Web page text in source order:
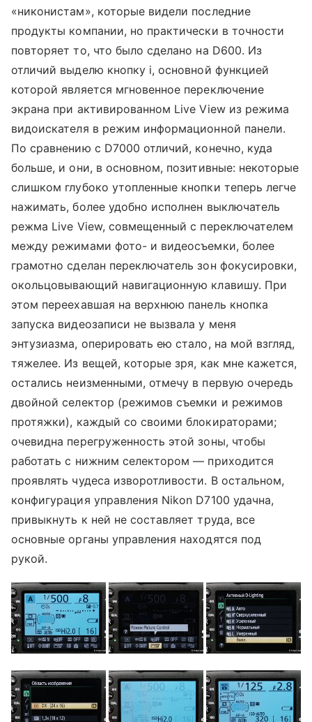
«никонистам», которые видели последние
продукты компании, но практически в точности
повторяет то, что было сделано на D600. Из
отличий выделю кнопку i, основной функцией
которой является мгновенное переключение
экрана при активированном Live View из режима
видоискателя в режим информационной панели.
По сравнению с D7000 отличий, конечно, куда
больше, и они, в основном, позитивные: некоторые
слишком глубоко утопленные кнопки теперь легче
нажимать, более удобно исполнен выключатель
режма Live View, совмещенный с переключателем
между режимами фото- и видеосъемки, более
грамотно сделан переключатель зон фокусировки,
окольцовывающий навигационную клавишу. При
этом переехавшая на верхнюю панель кнопка
запуска видеозаписи не вызвала у меня
энтузиазма, оперировать ею стало, на мой взгляд,
тяжелее. Из вещей, которые зря, как мне кажется,
остались неизменными, отмечу в первую очередь
двойной селектор (режимов съемки и режимов
протяжки), каждый со своими блокираторами;
очевидна перегруженность этой зоны, чтобы
работать с нижним селектором — приходится
проявлять чудеса изворотливости. В остальном,
конфигурация управления Nikon D7100 удачна,
привыкнуть к ней не составляет труда, все
основные органы управления находятся под
рукой.